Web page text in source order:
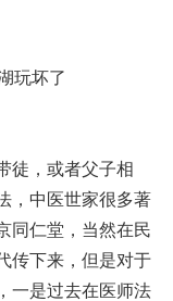
玩坏了
徒，或者父子相
，中医世家很多著
同仁堂，当然在民
传下来，但是对于
一是过去在医师法